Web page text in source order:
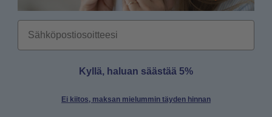
Email
Kyllä, haluan säästää 5%
Ei kiitos, maksan mielummin täyden hinnan